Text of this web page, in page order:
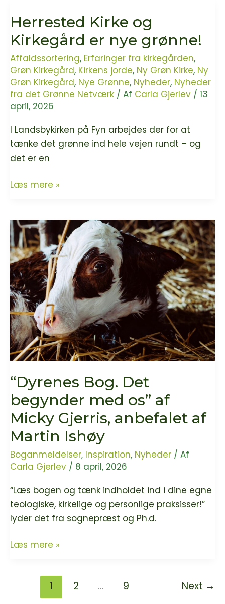
Kirke
er
nye
i
det
grønne
netværk!
Herrested Kirke og
Kirkegård er nye grønne!
Affaldssortering, Erfaringer fra kirkegården,
Grøn Kirkegård, Kirkens jorde, Ny Grøn Kirke, Ny
Grøn Kirkegård, Nye Grønne, Nyheder, Nyheder
fra det Grønne Netværk / Af Carla Gjerlev / 13
april, 2026
I Landsbykirken på Fyn arbejdes der for at
tænke det grønne ind hele vejen rundt – og
det er en
Herrested
Kirkegård
er
nye
grønne!
Læs mere »
“Dyrenes Bog. Det
begynder med os” af
Micky Gjerris, anbefalet af
Martin Ishøy
Boganmeldelser, Inspiration, Nyheder / Af
Carla Gjerlev / 8 april, 2026
“Læs bogen og tænk indholdet ind i dine egne
teologiske, kirkelige og personlige praksisser!”
lyder det fra sognepræst og Ph.d.
“Dyrenes
begynder
Læs mere »
1 2 … 9 Next →